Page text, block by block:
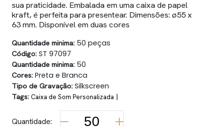
sua praticidade. Embalada em uma caixa de papel
kraft, é perfeita para presentear. Dimensões: ø55 x
63 mm. Disponível em duas cores
Quantidade minima: 50 peças
Código: ST 97097
Quantidade minima: 50
Cores: Preta e Branca
Tipo de Gravação: Silkscreen
Tags: Caixa de Som Personalizada |
Quantidade: